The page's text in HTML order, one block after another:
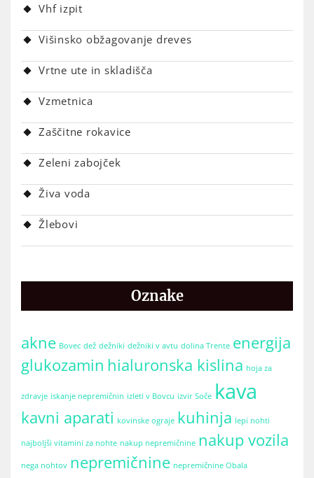
Vhf izpit
Višinsko obžagovanje dreves
Vrtne ute in skladišča
Vzmetnica
Zaščitne rokavice
Zeleni zabojček
Živa voda
Žlebovi
Oznake
akne Bovec dež dežniki dežniki v avtu dolina Trente energija
glukozamin hialuronska kislina hoja za
zdravje iskanje nepremičnin izleti v Bovcu izvir Soče kava
kavni aparati kovinske ograje kuhinja lepi nohti
najboljši vitamini za nohte nakup nepremičnine nakup vozila
nega nohtov nepremičnine nepremičnine Obala